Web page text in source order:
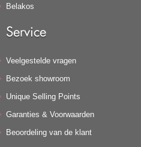
Belakos
Service
Veelgestelde vragen
Bezoek showroom
Unique Selling Points
Garanties & Voorwaarden
Beoordeling van de klant